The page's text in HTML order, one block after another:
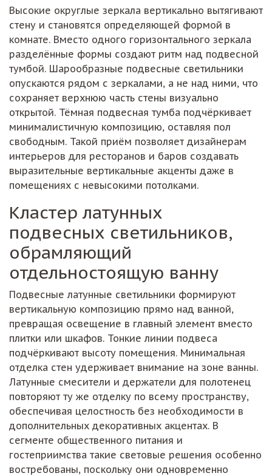
Высокие округлые зеркала вертикально вытягивают
стену и становятся определяющей формой в
комнате. Вместо одного горизонтального зеркала
разделённые формы создают ритм над подвесной
тумбой. Шарообразные подвесные светильники
опускаются рядом с зеркалами, а не над ними, что
сохраняет верхнюю часть стены визуально
открытой. Тёмная подвесная тумба подчёркивает
минималистичную композицию, оставляя пол
свободным. Такой приём позволяет дизайнерам
интерьеров для ресторанов и баров создавать
выразительные вертикальные акценты даже в
помещениях с невысокими потолками.
Кластер латунных
подвесных светильников,
обрамляющий
отдельностоящую ванну
Подвесные латунные светильники формируют
вертикальную композицию прямо над ванной,
превращая освещение в главный элемент вместо
плитки или шкафов. Тонкие линии подвеса
подчёркивают высоту помещения. Минимальная
отделка стен удерживает внимание на зоне ванны.
Латунные смесители и держатели для полотенец
повторяют ту же отделку по всему пространству,
обеспечивая целостность без необходимости в
дополнительных декоративных акцентах. В
сегменте общественного питания и
гостеприимства такие световые решения особенно
востребованы, поскольку они одновременно